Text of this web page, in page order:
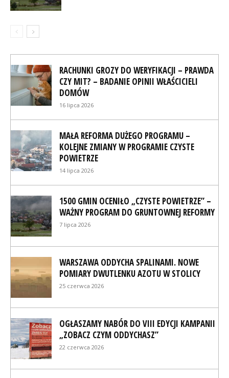
RACHUNKI GROZY DO WERYFIKACJI – PRAWDA
CZY MIT? – BADANIE OPINII WŁAŚCICIELI
DOMÓW
16 lipca 2026
MAŁA REFORMA DUŻEGO PROGRAMU –
KOLEJNE ZMIANY W PROGRAMIE CZYSTE
POWIETRZE
14 lipca 2026
1500 GMIN OCENIŁO „CZYSTE POWIETRZE” –
WAŻNY PROGRAM DO GRUNTOWNEJ REFORMY
7 lipca 2026
WARSZAWA ODDYCHA SPALINAMI. NOWE
POMIARY DWUTLENKU AZOTU W STOLICY
25 czerwca 2026
OGŁASZAMY NABÓR DO VIII EDYCJI KAMPANII
„ZOBACZ CZYM ODDYCHASZ”
22 czerwca 2026